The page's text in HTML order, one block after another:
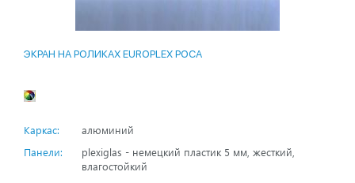
ЭКРАН НА РОЛИКАХ EUROPLEX РОСА
Каркас:
алюминий
Панели:
plexiglas - немецкий пластик 5 мм, жесткий,
влагостойкий